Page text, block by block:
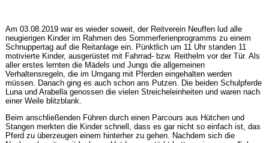
Am 03.08.2019 war es wieder soweit, der Reitverein Neuffen lud alle
neugierigen Kinder im Rahmen des Sommerferienprogramms zu einem
Schnuppertag auf die Reitanlage ein. Pünktlich um 11 Uhr standen 11
motivierte Kinder, ausgerüstet mit Fahrrad- bzw. Reithelm vor der Tür. Als
aller erstes lernten die Mädels und Jungs die allgemeinen
Verhaltensregeln, die im Umgang mit Pferden eingehalten werden
müssen. Danach ging es auch schon ans Putzen. Die beiden Schulpferde
Luna und Arabella genossen die vielen Streicheleinheiten und waren nach
einer Weile blitzblank.
Beim anschließenden Führen durch einen Parcours aus Hütchen und
Stangen merkten die Kinder schnell, dass es gar nicht so einfach ist, das
Pferd zu überzeugen einem hinterher zu gehen. Nachdem sich die